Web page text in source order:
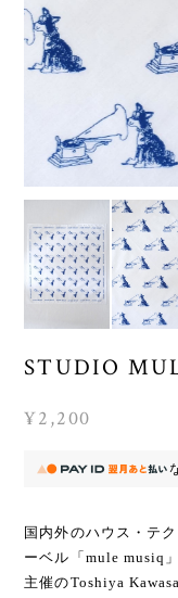
STUDIO
¥2,200
国内外のハウス・テ
ーベル「mule musiq」
主催のToshiya